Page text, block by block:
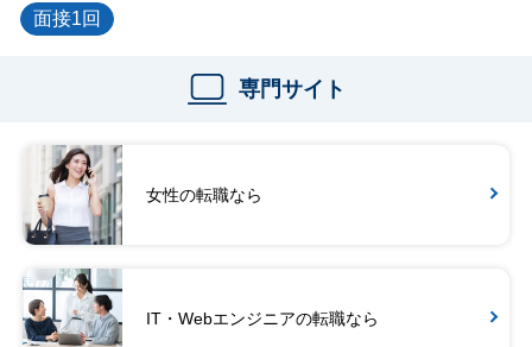
面接1回
専門サイト
女性の転職なら
IT・Webエンジニアの転職なら